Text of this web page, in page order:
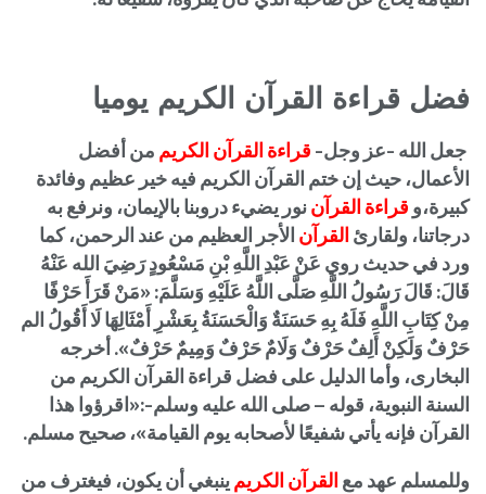
فضل قراءة القرآن الكريم يوميا
جعل الله -عز وجل- قراءة القرآن الكريم من أفضل
الأعمال، حيث إن ختم القرآن الكريم فيه خير عظيم وفائدة
كبيرة،و قراءة القرآننور يضيء دروبنا بالإيمان، ونرفع به
درجاتنا، ولقارئ القرآن الأجر العظيم من عند الرحمن، كما
ورد في حديث روي عَنْ عَبْدِ اللَّهِ بْنِ مَسْعُودٍ رَضِيَ الله عَنْهُ
قَالَ: قَالَ رَسُولُ اللَّهِ صَلَّى اللَّهُ عَلَيْهِ وَسَلَّمَ: «مَنْ قَرَأَ حَرْفًا
مِنْ كِتَابِ اللَّهِ فَلَهُ بِهِ حَسَنَةٌ وَالْحَسَنَةُ بِعَشْرِ أَمْثَالِهَا لَا أَقُولُ الم
حَرْفٌ وَلَكِنْ أَلِفٌ حَرْفٌ وَلَامٌ حَرْفٌ وَمِيمٌ حَرْفٌ». أخرجه
البخارى، وأما الدليل على فضل قراءة القرآن الكريم من
السنة النبوية، قوله – صلى الله عليه وسلم-:«اقرؤوا هذا
القرآن فإنه يأتي شفيعًا لأصحابه يوم القيامة»، صحيح مسلم.
وللمسلم عهد مع القرآن الكريمينبغي أن يكون، فيغترف من